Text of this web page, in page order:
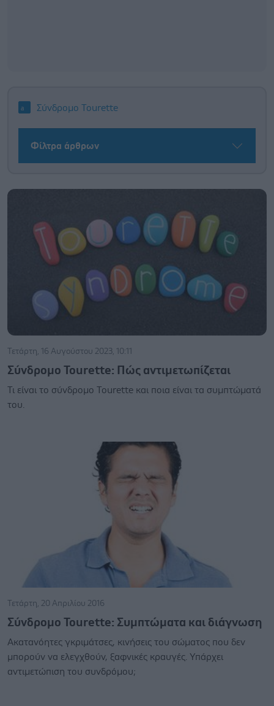
Σύνδρομο Tourette
Φίλτρα άρθρων
Τετάρτη, 16 Αυγούστου 2023, 10:11
Σύνδρομο Tourette: Πώς αντιμετωπίζεται
Τι είναι το σύνδρομο Tourette και ποια είναι τα συμπτώματά
του.
Τετάρτη, 20 Απριλίου 2016
Σύνδρομο Tourette: Συμπτώματα και διάγνωση
Ακατανόητες γκριμάτσες, κινήσεις του σώματος που δεν
μπορούν να ελεγχθούν, ξαφνικές κραυγές. Υπάρχει
αντιμετώπιση του συνδρόμου;